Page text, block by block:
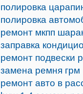
полировка
полировка
ремонт мкпп
заправка
ремонт подвески
замена ремня грм
ремонт авто в